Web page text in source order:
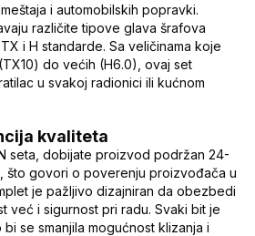
i automobilskih popravki.
različite tipove glava šrafova
i H standarde. Sa veličinama koje
do većih (H6.0), ovaj set
u svakoj radionici ili kućnom
kvaliteta
seta, dobijate proizvod podržan 24-
što govori o poverenju proizvođača u
je pažljivo dizajniran da obezbedi
već i sigurnost pri radu. Svaki bit je
se smanjila mogućnost klizanja i